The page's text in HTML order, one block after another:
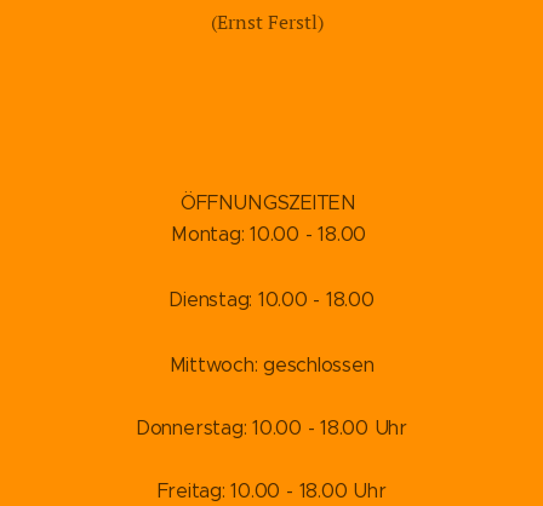
(Ernst Ferstl)
ÖFFNUNGSZEITEN
Montag: 10.00 - 18.00
Dienstag: 10.00 - 18.00
Mittwoch: geschlossen
Donnerstag: 10.00 - 18.00 Uhr
Freitag: 10.00 - 18.00 Uhr